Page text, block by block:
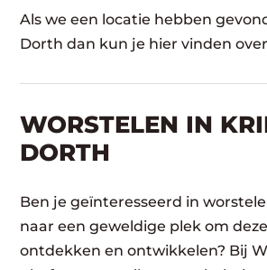
Als we een locatie hebben
Dorth dan kun je hier vinden
WORSTELEN​ IN
DORTH
Ben je geïnteresseerd in
naar een geweldige plek om
ontdekken en ontwikkelen? Bij